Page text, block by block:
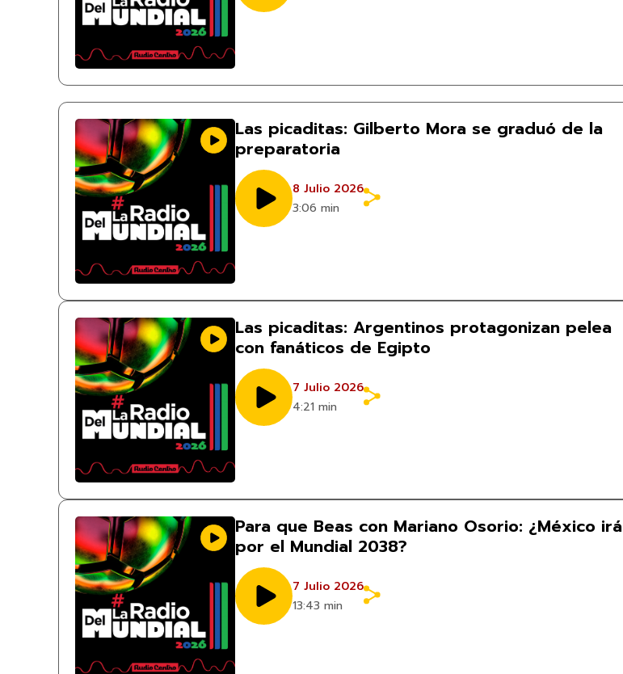
Las picaditas: Gilberto Mora se graduó de la
preparatoria
8 Julio 2026
3:06 min
Las picaditas: Argentinos protagonizan pelea
con fanáticos de Egipto
7 Julio 2026
4:21 min
Para que Beas con Mariano Osorio: ¿México irá
por el Mundial 2038?
7 Julio 2026
13:43 min